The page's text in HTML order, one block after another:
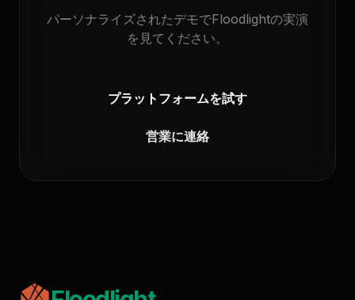
パーソナライズされたデモでFloodlightの実演
を見てください。
プラットフォームを試す
営業に連絡